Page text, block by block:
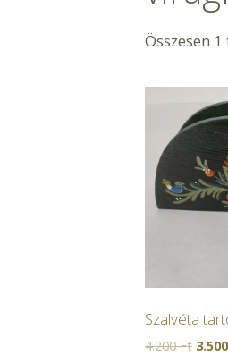
Összesen
Szalvéta
4.200Ft 3.500